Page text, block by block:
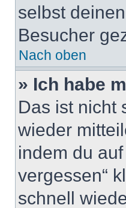
selbst
Besucher
Nach oben
» Ich habe
Das ist nicht
wieder
indem du
vergessen“
schnell